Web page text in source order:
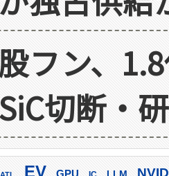
フン、
切断・
EV